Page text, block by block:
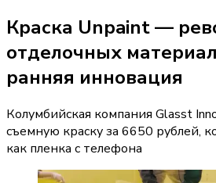
Краска Unpaint —
отделочных
ранняя инновация
Колумбийская компания Glasst
съемную краску за 6650 рублей,
как пленка с телефона